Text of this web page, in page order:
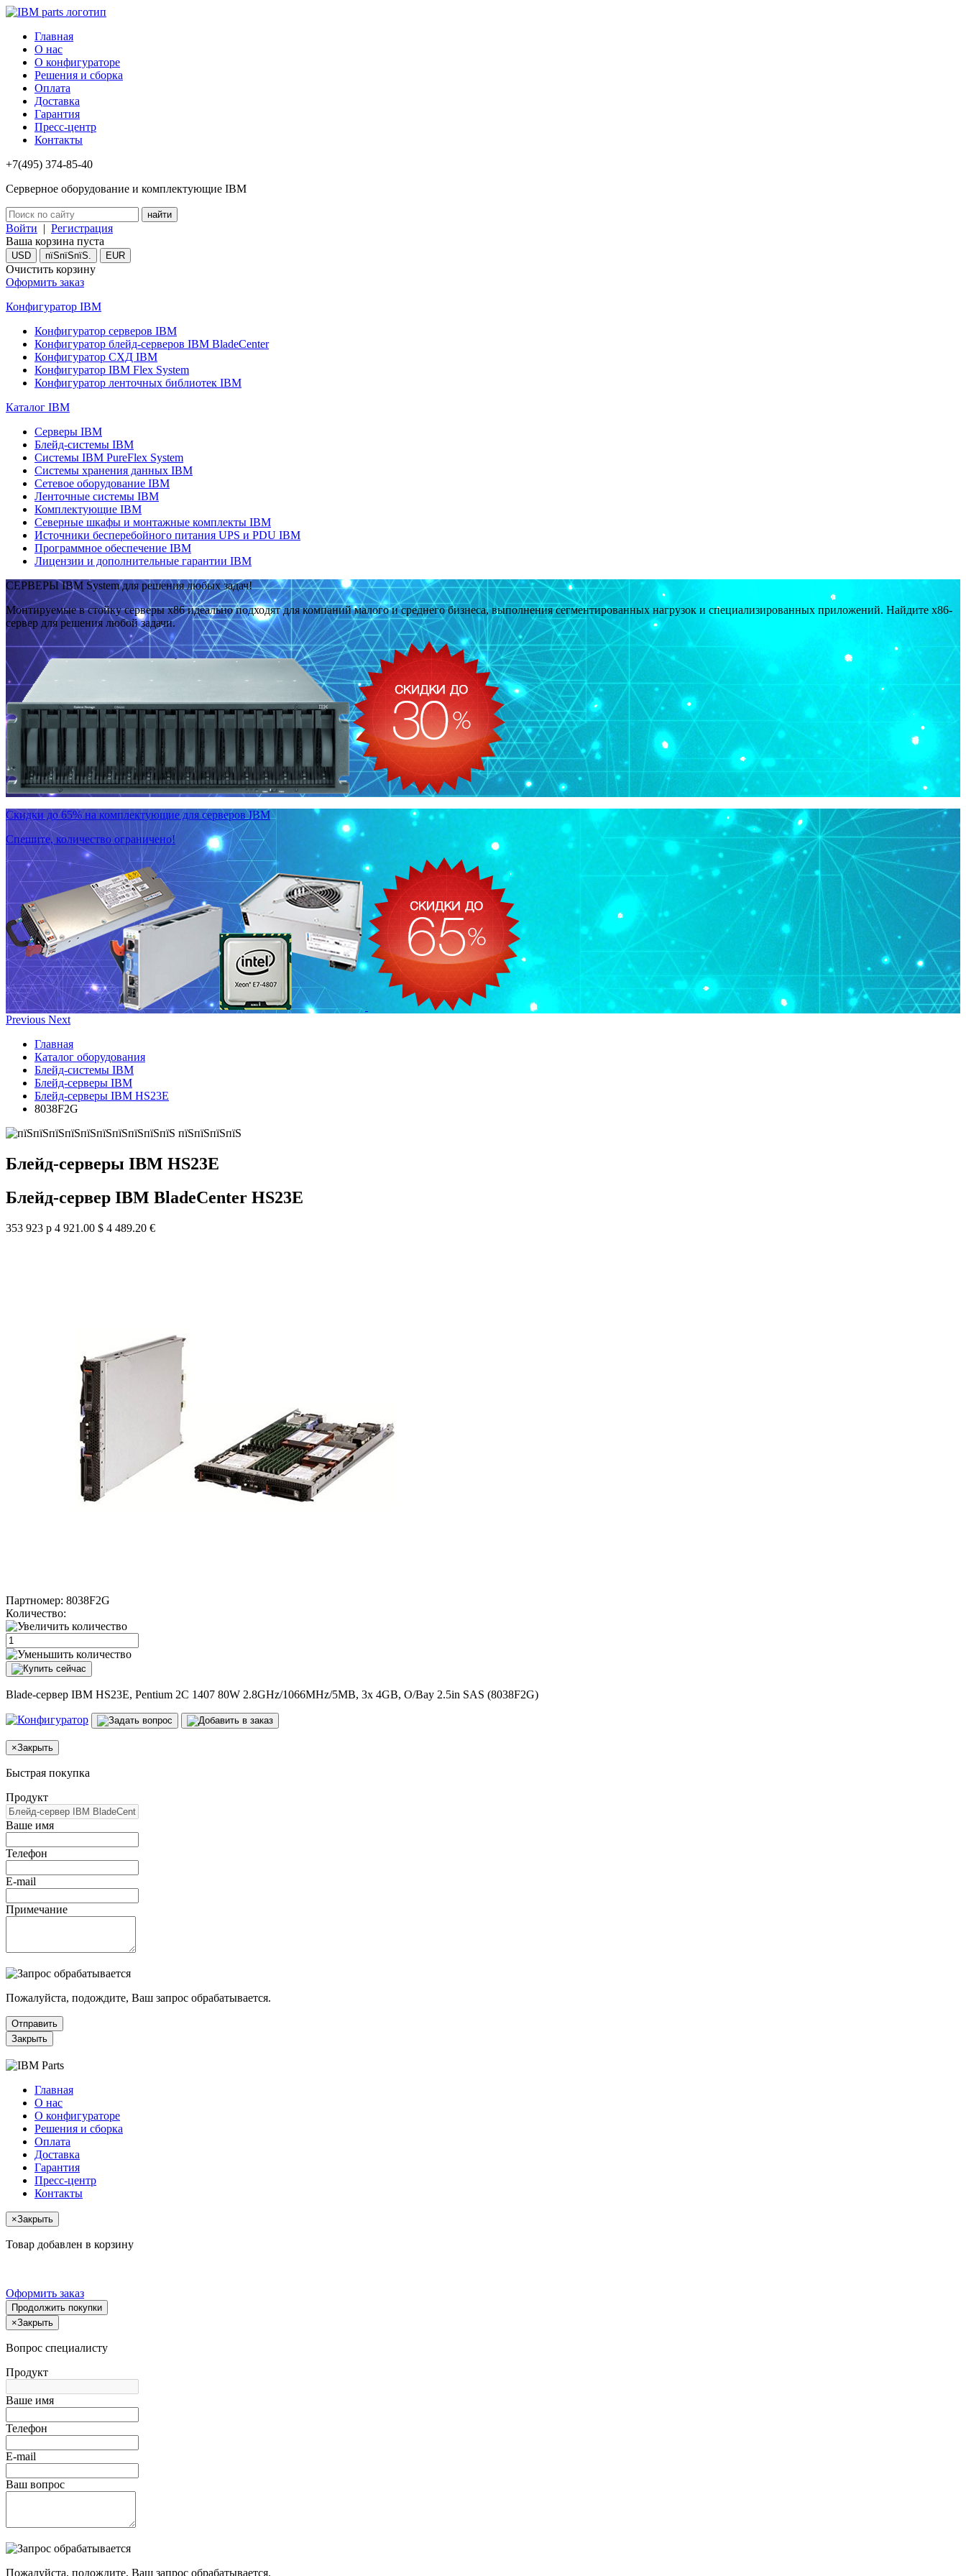
Главная
О нас
О конфигураторе
Решения и сборка
Оплата
Доставка
Гарантия
Пресс-центр
Контакты
+7(495) 374-85-40
Серверное оборудование и комплектующие IBM
Войти | Регистрация
Ваша корзина пуста
USD пїЅпїЅпїЅ. EUR
Очистить корзину
Оформить заказ
Конфигуратор IBM
Конфигуратор серверов IBM
Конфигуратор блейд-серверов IBM BladeCenter
Конфигуратор СХД IBM
Конфигуратор IBM Flex System
Конфигуратор ленточных библиотек IBM
Каталог IBM
Серверы IBM
Блейд-системы IBM
Системы IBM PureFlex System
Системы хранения данных IBM
Сетевое оборудование IBM
Ленточные системы IBM
Комплектующие IBM
Северные шкафы и монтажные комплекты IBM
Источники бесперебойного питания UPS и PDU IBM
Программное обеспечение IBM
Лицензии и дополнительные гарантии IBM
СЕРВЕРЫ IBM System для решения любых задач!
Монтируемые в стойку серверы x86 идеально подходят для компаний малого и среднего бизнеса, выполнения сегментированных нагрузок и специализированных приложений. Найдите x86-
сервер для решения любой задачи.
Скидки до 65% на комплектующие для серверов IBM
Спешите, количество ограничено!
Previous Next
Главная
Каталог оборудования
Блейд-системы IBM
Блейд-серверы IBM
Блейд-серверы IBM HS23E
8038F2G
Блейд-серверы IBM HS23E
Блейд-сервер IBM BladeCenter HS23E
353 923 р 4 921.00 $ 4 489.20 €
Партномер: 8038F2G
Количество:
Blade-сервер IBM HS23E, Pentium 2C 1407 80W 2.8GHz/1066MHz/5MB, 3x 4GB, O/Bay 2.5in SAS (8038F2G)
×Закрыть
Быстрая покупка
Продукт
Ваше имя
Телефон
E-mail
Примечание
Пожалуйста, подождите, Ваш запрос обрабатывается.
Отправить
Закрыть
Главная
О нас
О конфигураторе
Решения и сборка
Оплата
Доставка
Гарантия
Пресс-центр
Контакты
×Закрыть
Товар добавлен в корзину
Оформить заказ
Продолжить покупки
×Закрыть
Вопрос специалисту
Продукт
Ваше имя
Телефон
E-mail
Ваш вопрос
Пожалуйста, подождите, Ваш запрос обрабатывается.